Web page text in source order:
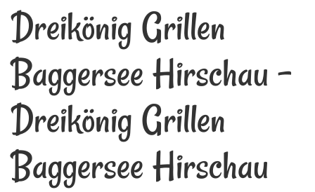
Dreikönig Grillen
Baggersee Hirschau -
Dreikönig Grillen
Baggersee Hirschau